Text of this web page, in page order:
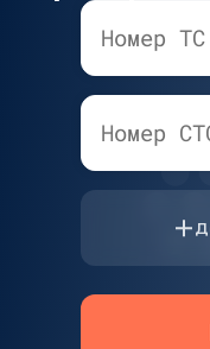
Номер ТС
Номер